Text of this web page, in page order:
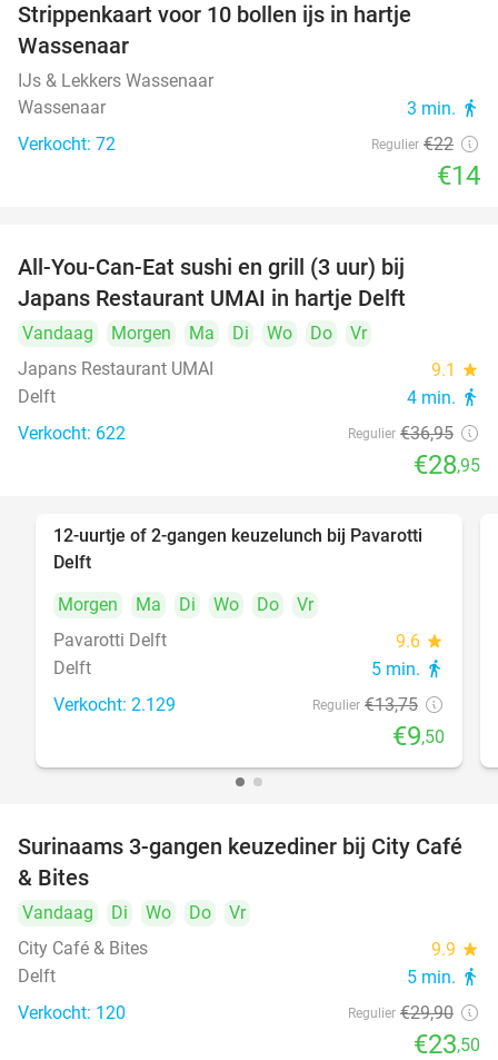
Strippenkaart voor 10 bollen ijs in hartje
Wassenaar
IJs & Lekkers Wassenaar
Wassenaar
3 min. directions_walk
Verkocht: 72 Regulier €22
€14
All-You-Can-Eat sushi en grill (3 uur) bij
Japans Restaurant UMAI in hartje Delft
Vandaag Morgen Ma Di Wo Do
Vr
Japans Restaurant UMAI
9.1 star
Delft 4 min. directions_walk
Verkocht: 622 Regulier €36,95
€28,95
31%
12-uurtje of 2-gangen keuzelunch bij Pavarotti
Delft
Morgen
Ma Di Wo Do
Vr
Pavarotti Delft
9.6 star
Delft 5 min. directions_walk
Verkocht: 2.129 Regulier €13,75
€9,50
21%
Surinaams 3-gangen keuzediner bij City Café
& Bites
Vandaag Di Wo Do
Vr
City Café & Bites
9.9 star
Delft 5 min. directions_walk
Verkocht: 120 Regulier €29,90
€23,50